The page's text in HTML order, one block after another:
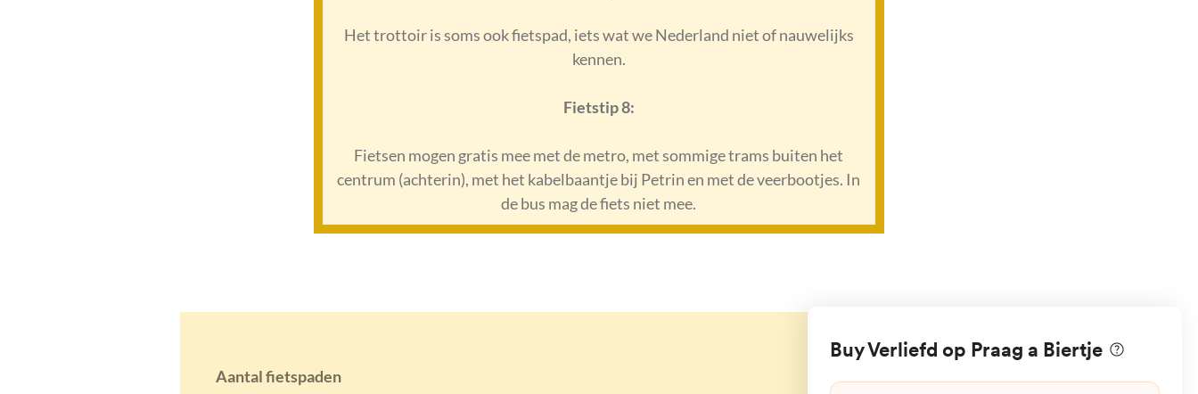
Het trottoir is soms ook fietspad, iets wat we Nederland niet of nauwelijks
kennen.
Fietstip 8:
Fietsen mogen gratis mee met de metro, met sommige trams buiten het
centrum (achterin), met het kabelbaantje bij Petrin en met de veerbootjes. In
de bus mag de fiets niet mee.
Aantal fietspaden